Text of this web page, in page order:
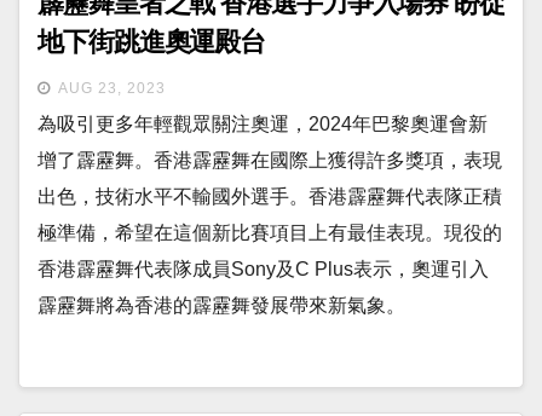
地下街跳進奧運殿台
AUG 23, 2023
為吸引更多年輕觀眾關注奧運，2024年巴黎奧運會新
增了霹靂舞。香港霹靂舞在國際上獲得許多獎項，表現
出色，技術水平不輸國外選手。香港霹靂舞代表隊正積
極準備，希望在這個新比賽項目上有最佳表現。現役的
香港霹靂舞代表隊成員Sony及C Plus表示，奧運引入
霹靂舞將為香港的霹靂舞發展帶來新氣象。